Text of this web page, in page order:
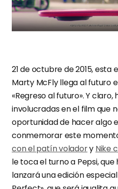
21 de octubre de 2015, esta
Marty McFly llega al futuro
«Regreso al futuro». Y
involucradas en el film que
oportunidad de hacer algo
conmemorar este
con el patín voladory Nike
le toca el turno a Pepsi,
lanzará una edición